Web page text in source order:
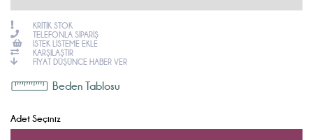
KRITIK STOK
TELEFONLA SIPARIŞ
İSTEK LISTEME EKLE
KARŞILAŞTIR
FIYAT DÜŞÜNCE HABER VER
Beden Tablosu
Adet Seçiniz